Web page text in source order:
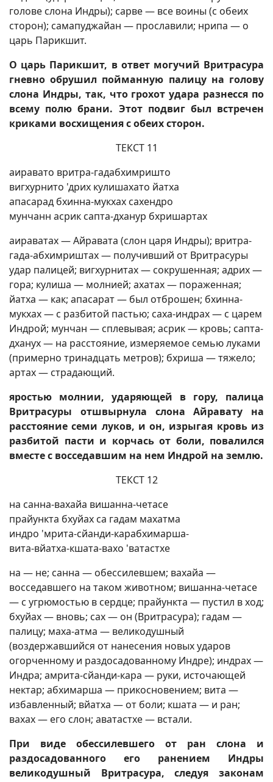
голове слона Индры); сарве — все воины (с обеих
сторон); самапуджайан — прославили; нрипа — о
царь Парикшит.
О царь Парикшит, в ответ могучий Вритрасура
гневно обрушил пойманную палицу на голову
слона Индры, так, что грохот удара разнесся по
всему полю брани. Этот подвиг был встречен
криками восхищения с обеих сторон.
ТЕКСТ 11
аиравато вритра-гадабхимришто
вигхурнито 'дрих кулишахато йатха
апасарад бхинна-мукхах сахендро
мунчанн асрик сапта-дханур бхришартах
аираватах — Айравата (слон царя Индры); вритра-
гада-абхимриштах — получивший от Вритрасуры
удар палицей; вигхурнитах — сокрушенная; адрих —
гора; кулиша — молнией; ахатах — пораженная;
йатха — как; апасарат — был отброшен; бхинна-
мукхах — с разбитой пастью; саха-индрах — с царем
Индрой; мунчан — сплевывая; асрик — кровь; сапта-
дханух — на расстояние, измеряемое семью луками
(примерно тринадцать метров); бхриша — тяжело;
артах — страдающий.
яростью молнии, ударяющей в гору, палица
Вритрасуры отшвырнула слона Айравату на
расстояние семи луков, и он, изрыгая кровь из
разбитой пасти и корчась от боли, повалился
вместе с восседавшим на нем Индрой на землю.
ТЕКСТ 12
на санна-вахайа вишанна-четасе
прайункта бхуйах са гадам махатма
индро 'мрита-сйанди-карабхимарша-
вита-вйатха-кшата-вахо 'ватастхе
на — не; санна — обессилевшем; вахайа —
восседавшего на таком животном; вишанна-четасе
— с угрюмостью в сердце; прайункта — пустил в ход;
бхуйах — вновь; сах — он (Вритрасура); гадам —
палицу; маха-атма — великодушный
(воздержавшийся от нанесения новых ударов
огорченному и раздосадованному Индре); индрах —
Индра; амрита-сйанди-кара — руки, источающей
нектар; абхимарша — прикосновением; вита —
избавленный; вйатха — от боли; кшата — и ран;
вахах — его слон; аватастхе — встали.
При виде обессилевшего от ран слона и
раздосадованного его ранением Индры
великодушный Вритрасура, следуя законам